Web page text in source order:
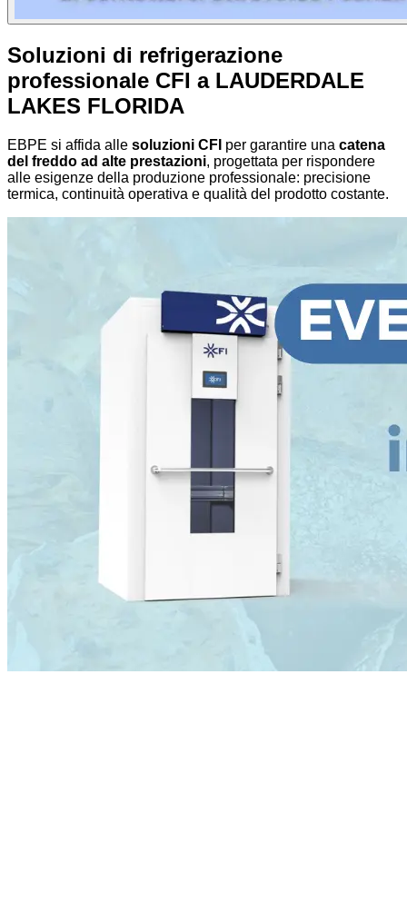
Soluzioni di refrigerazione
professionale CFI a LAUDERDALE
LAKES FLORIDA
EBPE si affida alle soluzioni CFI per garantire una catena
del freddo ad alte prestazioni, progettata per rispondere
alle esigenze della produzione professionale: precisione
termica, continuità operativa e qualità del prodotto costante.